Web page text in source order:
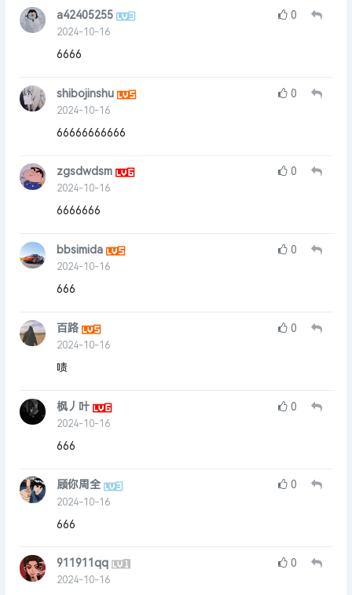
a42405255
2024-10-16
0
6666
shibojinshu
2024-10-16
0
66666666666
zgsdwdsm
2024-10-16
0
6666666
bbsimida
2024-10-16
0
666
百路
2024-10-16
0
啧
枫丿叶
2024-10-16
0
666
顾你周全
2024-10-16
0
666
911911qq
2024-10-16
0